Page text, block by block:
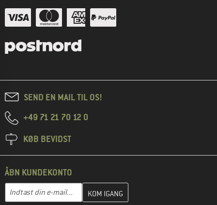
SEND EN MAIL TIL OS!
+49 71 21 70 12 0
KØB BEVIDST
ÅBN KUNDEKONTO
E-mail-adresse
Indtast din e-mailadresse her, og opret i næste trin din